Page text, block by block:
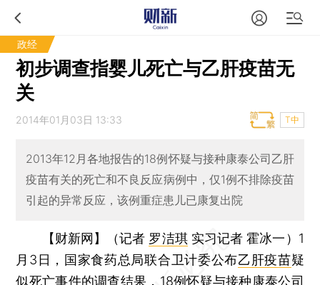
政经
初步调查指婴儿死亡与乙肝疫苗无
关
2014年01月03日 13:33 T中
2013年12月各地报告的18例怀疑与接种康泰公司乙肝
疫苗有关的死亡和不良反应病例中，仅1例不排除疫苗
引起的异常反应，该例重症患儿已康复出院
【财新网】（记者 罗洁琪实习记者 霍冰一） 1
月3日，国家食药总局联合卫计委公布乙肝疫苗疑
似死亡事件的调查结果，18例怀疑与接种康泰公司